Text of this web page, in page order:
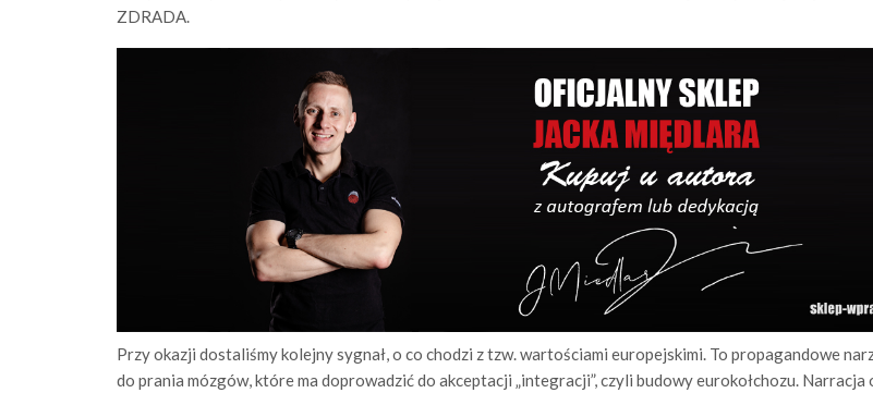
ZDRADA.
Przy okazji dostaliśmy kolejny sygnał, o co chodzi z tzw. wartościami europejskimi. To propagandowe
do prania mózgów, które ma doprowadzić do akceptacji „integracji”, czyli budowy eurokołchozu. Narracja